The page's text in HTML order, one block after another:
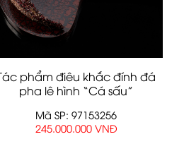
phẩm điêu khắc đính đá
pha lê hình “Cá sấu”
Mã SP: 97153256
245.000.000 VNĐ